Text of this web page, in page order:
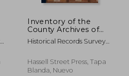
40%
Inventory of the
County Archives of
Indiana; 50 (en Inglés)
Historical Records Survey
Bureau
Hassell Street Press, Tapa
Blanda, Nuevo